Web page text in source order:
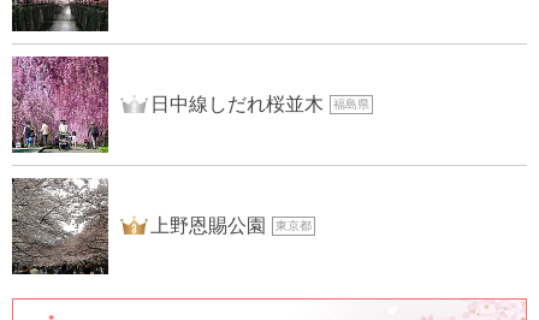
2位 日中線しだれ桜並木 福島県
3位 上野恩賜公園 東京都